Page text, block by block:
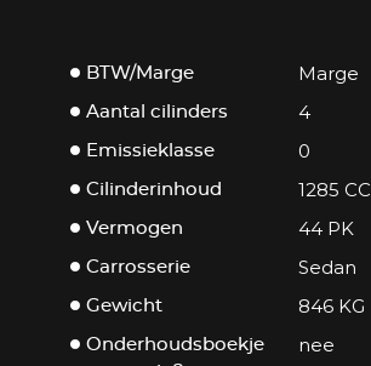
BTW/Marge Marge
Aantal cilinders 4
Emissieklasse 0
Cilinderinhoud 1285 CC
Vermogen 44 PK
Carrosserie Sedan
Gewicht 846 KG
Onderhoudsboekje
nee